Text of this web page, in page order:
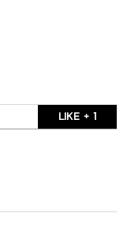
LIKE + 1